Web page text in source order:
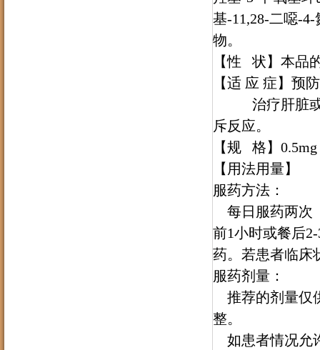
基-11,28-二噁-4-
物。
【性 状】 本品
【适 应 症】 预
治疗肝脏或肾
斥反应。
【规 格】
【用法用量】
服药方法：
每日服药两次
前1小时或餐后
药。若患者临床
服药剂量：
推荐的剂量仅
整。
如患者情况允